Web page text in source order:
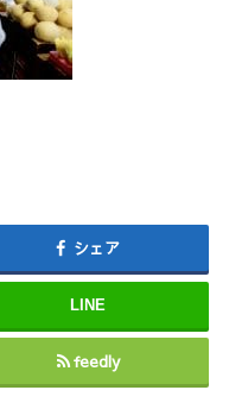
シェア
LINE
feedly